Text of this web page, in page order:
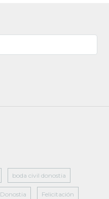
boda civil donostia
Donostia Felicitación